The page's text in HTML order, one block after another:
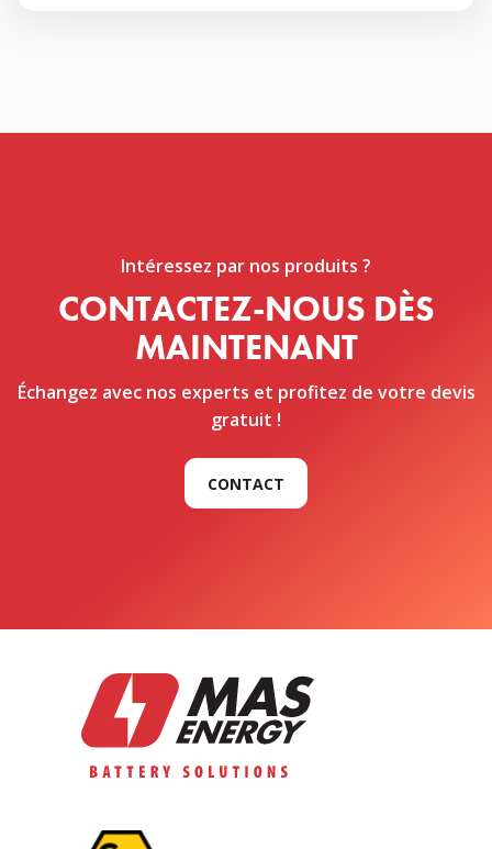
Intéressez par nos produits ?
CONTACTEZ-NOUS DÈS
MAINTENANT
Échangez avec nos experts et profitez de votre devis
gratuit !
CONTACT